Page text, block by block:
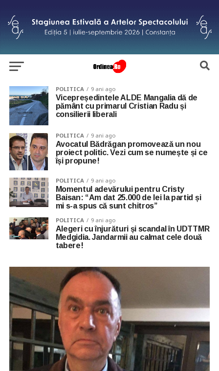
POLITICA 9 ani ago
Vicepreședintele ALDE Mangalia dă de
pământ cu primarul Cristian Radu și
consilierii liberali
POLITICA 9 ani ago
Avocatul Bădrăgan promovează un nou
proiect politic. Vezi cum se numește și ce
își propune!
POLITICA 9 ani ago
Momentul adevărului pentru Cristy
Baisan: “Am dat 25.000 de lei la partid și
mi s-a spus că sunt chitros”
POLITICA 9 ani ago
Alegeri cu înjurături și scandal în UDTTMR
Medgidia. Jandarmii au calmat cele două
tabere!